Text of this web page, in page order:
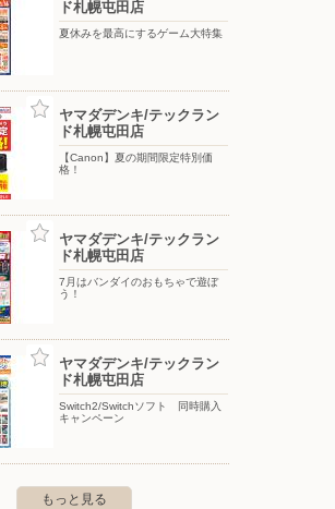
〒063-0802 札幌市西区二十四軒2条1-2-46
ド札幌屯田店
夏休みを最高にするゲーム大特集
ヤマダデンキ/テックラン
ド札幌屯田店
【Canon】夏の期間限定特別価
格！
ヤマダデンキ/テックラン
ド札幌屯田店
7月はバンダイのおもちゃで遊ぼ
う！
ヤマダデンキ/テックラン
ド札幌屯田店
Switch2/Switchソフト 同時購入
キャンペーン
もっと見る